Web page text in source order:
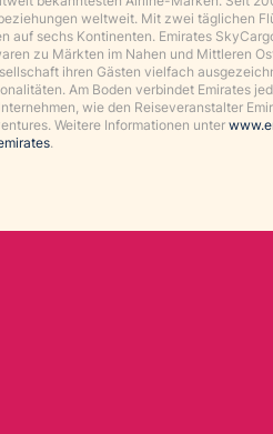
weltweit. Mit zwei täglichen
auf sechs Kontinenten. Emirates
zu Märkten im Nahen und Mittleren
ihren Gästen vielfach
Am Boden verbindet Emirates
wie den Reiseveranstalter
Weitere Informationen unter
.